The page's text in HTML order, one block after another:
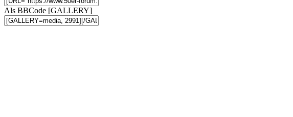
Als BBCode [GALLERY]